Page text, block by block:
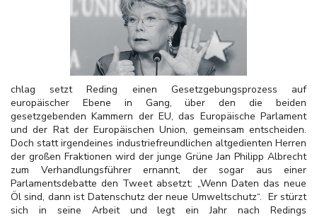
chlag setzt Reding einen Gesetzgebungsprozess auf
europäischer Ebene in Gang, über den die beiden
gesetzgebenden Kammern der EU, das Europäische Parlament
und der Rat der Europäischen Union, gemeinsam entscheiden.
Doch statt irgendeines industriefreundlichen altgedienten Herren
der großen Fraktionen wird der junge Grüne Jan Philipp Albrecht
zum Verhandlungsführer ernannt, der sogar aus einer
Parlamentsdebatte den Tweet absetzt: „Wenn Daten das neue
Öl sind, dann ist Datenschutz der neue Umweltschutz“. Er stürzt
sich in seine Arbeit und legt ein Jahr nach Redings